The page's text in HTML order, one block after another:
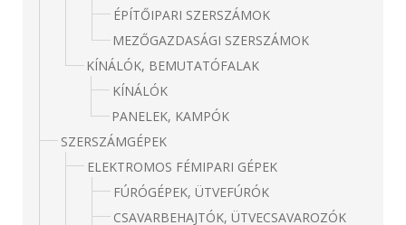
ÉPÍTŐIPARI SZERSZÁMOK
MEZŐGAZDASÁGI SZERSZÁMOK
KÍNÁLÓK, BEMUTATÓFALAK
KÍNÁLÓK
PANELEK, KAMPÓK
SZERSZÁMGÉPEK
ELEKTROMOS FÉMIPARI GÉPEK
FÚRÓGÉPEK, ÜTVEFÚRÓK
CSAVARBEHAJTÓK, ÜTVECSAVAROZÓK